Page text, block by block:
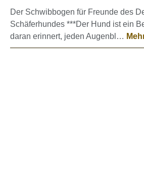
Der Schwibbogen für Freunde des
Schäferhundes ***Der Hund ist ein
daran erinnert, jeden Augenbl…